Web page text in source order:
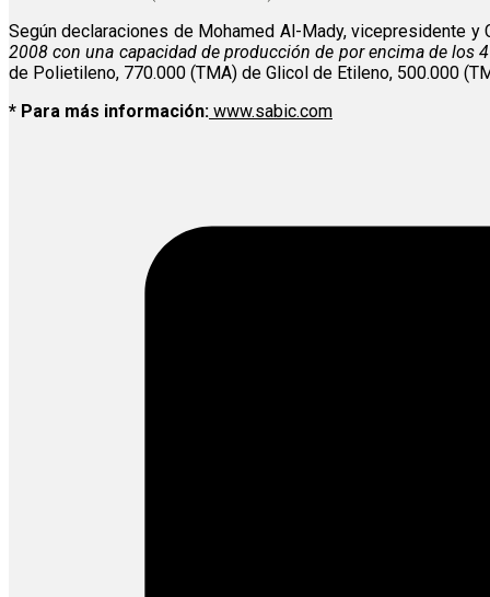
Según declaraciones de Mohamed Al-Mady, vicepresidente y
2008 con una capacidad de producción de por encima de los
de Polietileno, 770.000 (TMA) de Glicol de Etileno, 500.000
* Para más información: www.sabic.com